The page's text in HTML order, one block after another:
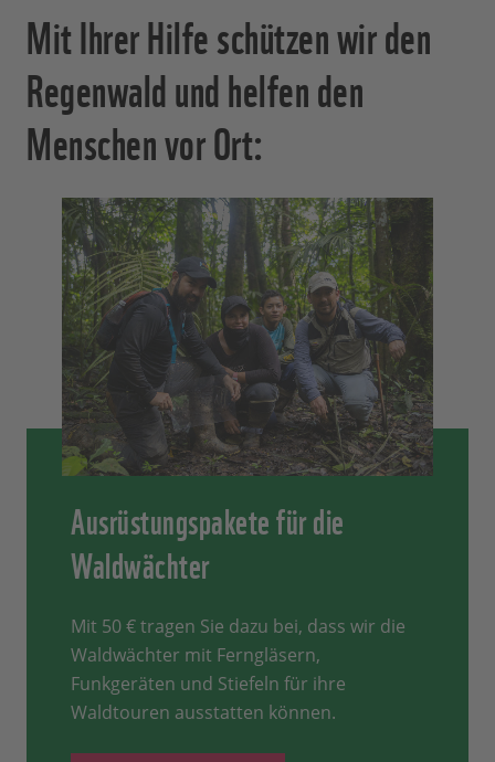
Mit Ihrer Hilfe schützen wir den
Regenwald und helfen den
Menschen vor Ort:
Ausrüstungspakete für die
Waldwächter
Mit 50 € tragen Sie dazu bei, dass wir die
Waldwächter mit Ferngläsern,
Funkgeräten und Stiefeln für ihre
Waldtouren ausstatten können.